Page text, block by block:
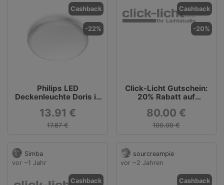
Cashback
-22%
Philips LED
Deckenleuchte Doris in
Kaltweiß IP54
13.91 €
17.87 €
Cashback
-20%
Click-Licht Gutschein:
20% Rabatt auf
80.00 €
100.00 €
Simba
vor ~1 Jahr
Cashback
sourcreampie
vor ~2 Jahren
Cashback